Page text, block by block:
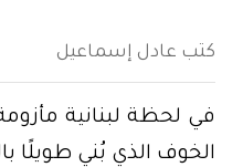
كتب عادل إسماعيل
في لحظة لبنانية
الخوف الذي بُني طويلًا